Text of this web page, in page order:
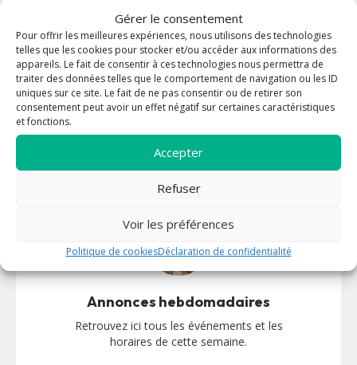
Gérer le consentement
Pour offrir les meilleures expériences, nous utilisons des technologies
telles que les cookies pour stocker et/ou accéder aux informations des
appareils. Le fait de consentir à ces technologies nous permettra de
traiter des données telles que le comportement de navigation ou les ID
uniques sur ce site. Le fait de ne pas consentir ou de retirer son
consentement peut avoir un effet négatif sur certaines caractéristiques
et fonctions.
Accepter
Refuser
Voir les préférences
Politique de cookiesDéclaration de confidentialité
Vous êtes nouveau
Nous sommes très heureux de vous accueillir.
Le Seigneur vous attend !
Annonces hebdomadaires
Retrouvez ici tous les événements et les
horaires de cette semaine.